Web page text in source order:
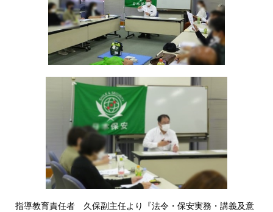
指導教育責任者 久保副主任より『法令・保安実務・講義及意